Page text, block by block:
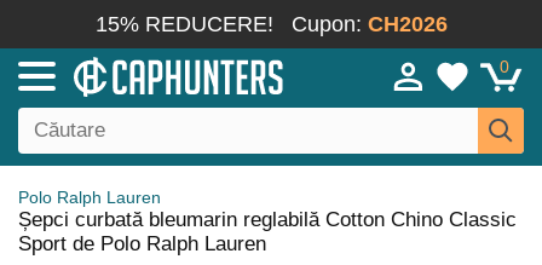
15% REDUCERE! Cupon: CH2026
0
Polo Ralph Lauren
Șepci curbată bleumarin reglabilă Cotton Chino Classic
Sport de Polo Ralph Lauren